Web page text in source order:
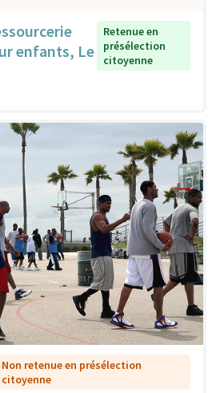
enfants, Le
Retenue en
présélection
citoyenne
Non retenue en présélection
citoyenne